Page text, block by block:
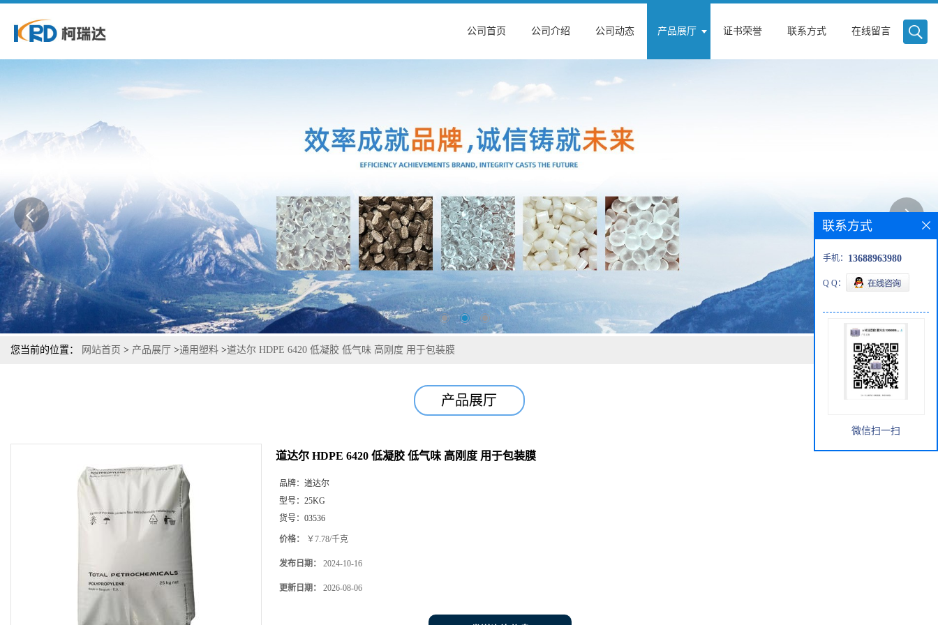
公司首页 公司介绍 公司动态 产品展厅 证书荣誉 联系方式 在线留言
您当前的位置： 网站首页 > 产品展厅 >通用塑料 >道达尔 HDPE 6420 低凝胶 低气味 高刚度 用于包装膜
产品展厅
道达尔 HDPE 6420 低凝胶 低气味 高刚度 用于包装膜
品牌： 道达尔
型号： 25KG
货号： 03536
价格： ￥7.78/千克
发布日期： 2024-10-16
更新日期： 2026-08-06
联系方式
手机： 13688963980
Q Q：
微信扫一扫